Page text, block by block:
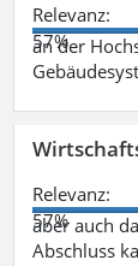
Relevanz:
57%
an der
Relevanz:
57%
aber auch
Abschluss